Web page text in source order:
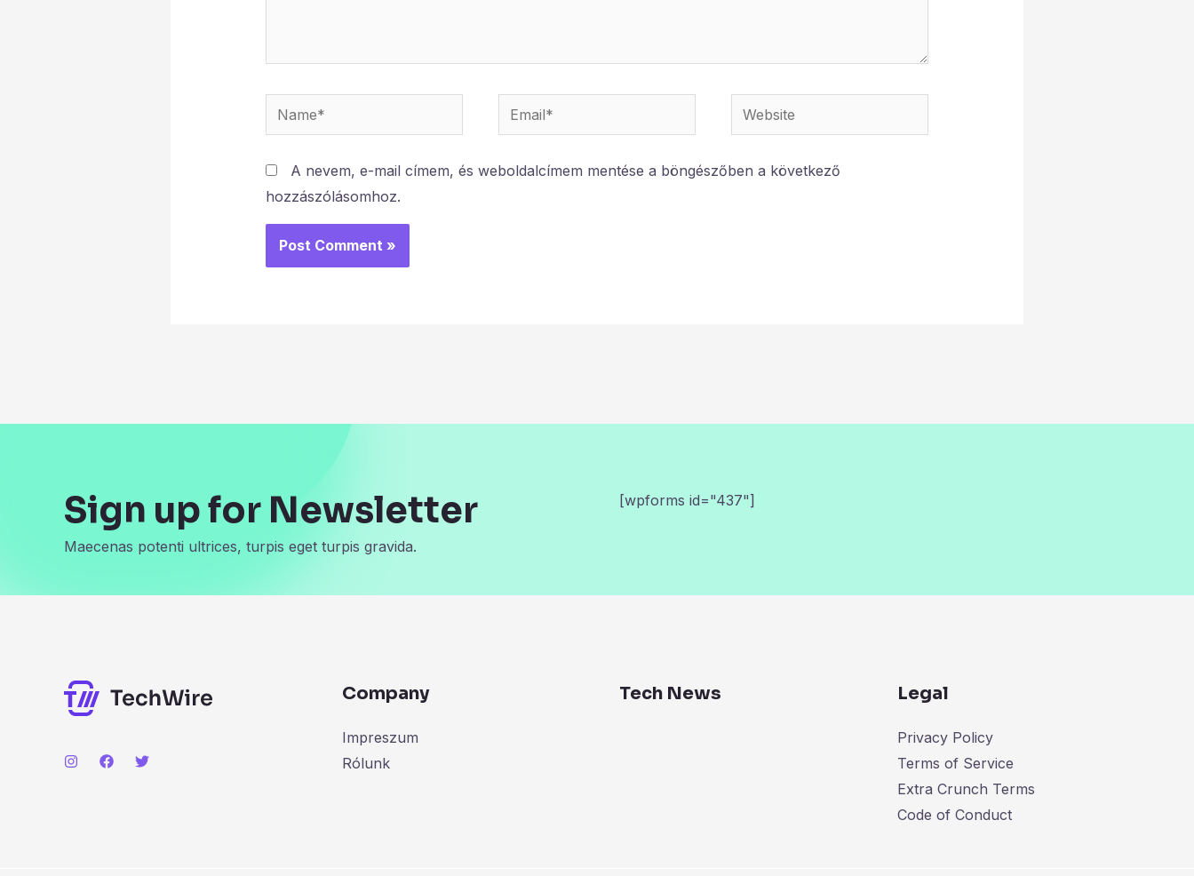
Name* Email* Website
A nevem, e-mail címem, és weboldalcímem mentése a böngészőben a következő
hozzászólásomhoz.
Sign up for Newsletter
Maecenas potenti ultrices, turpis eget turpis gravida.
[wpforms id="437"]
Company
Impreszum
Rólunk
Tech News Legal
Privacy Policy
Terms of Service
Extra Crunch Terms
Code of Conduct